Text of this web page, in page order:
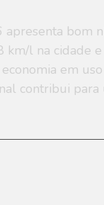
bom
km/l na cidade
em
contribui